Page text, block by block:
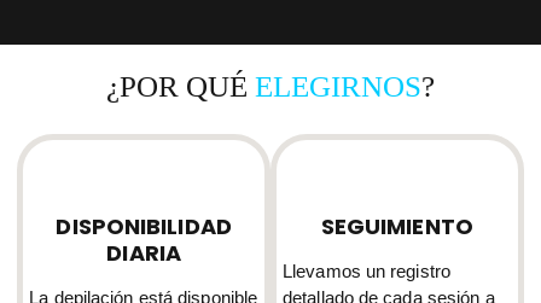
¿POR QUÉ ELEGIRNOS?
DISPONIBILIDAD
DIARIA
La depilación está disponible
SEGUIMIENTO
Llevamos un registro
detallado de cada sesión a